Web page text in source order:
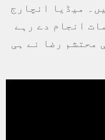
میڈیا انچارج
انجام دے رہے
محتشم رضا نے ہی